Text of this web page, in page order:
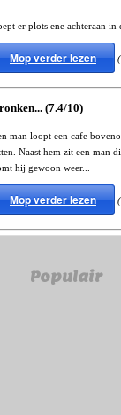
er plots ene achteraan
Mop verder lezen
(7.4/10)
man loopt een cafe
Naast hem zit een man
hij gewoon weer...
Mop verder lezen
Populair